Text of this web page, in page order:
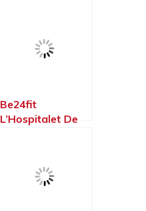
Be24fit
L’Hospitalet De
Barcelona